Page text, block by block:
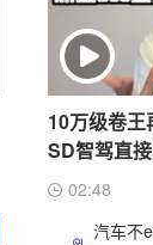
10万级卷
SD智驾直接
02:48
汽车不